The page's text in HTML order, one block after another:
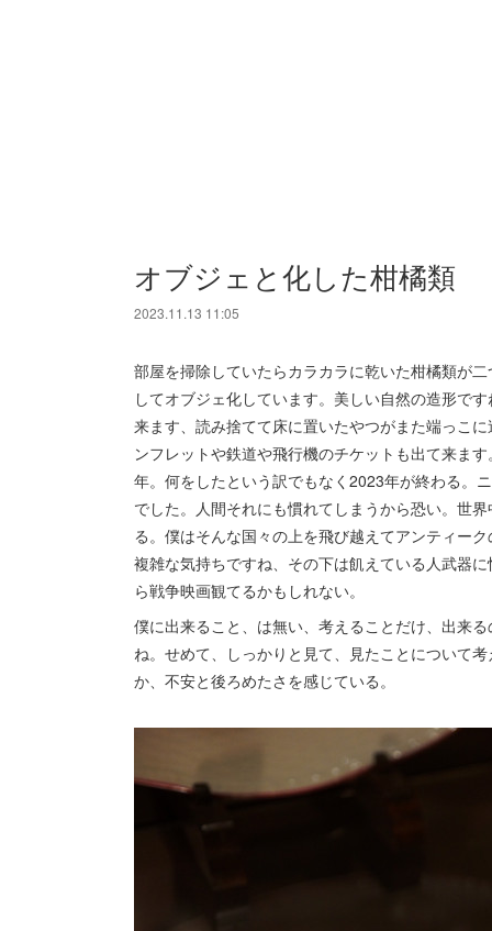
オブジェと化した柑橘類
2023.11.13 11:05
部屋を掃除していたらカラカラに乾いた柑橘類が
してオブジェ化しています。美しい自然の造形で
来ます、読み捨てて床に置いたやつがまた端っこ
ンフレットや鉄道や飛行機のチケットも出て来ま
年。何をしたという訳でもなく2023年が終わる。
でした。人間それにも慣れてしまうから恐い。世
る。僕はそんな国々の上を飛び越えてアンティー
複雑な気持ちですね、その下は飢えている人武器
ら戦争映画観てるかもしれない。
僕に出来ること、は無い、考えることだけ、出来
ね。せめて、しっかりと見て、見たことについて
か、不安と後ろめたさを感じている。